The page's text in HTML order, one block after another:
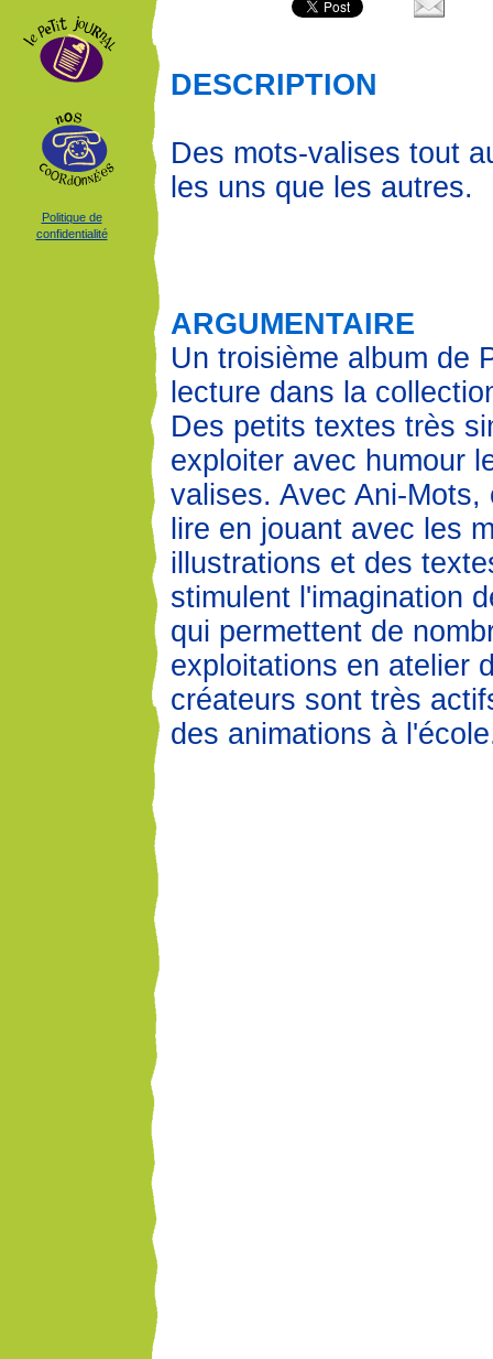
Politique de
confidentialité
DESCRIPTION
Des mots-valises tout
les uns que les autres.
ARGUMENTAIRE
Un troisième album de
lecture dans la
Des petits textes très
exploiter avec humour
valises. Avec Ani-Mots,
lire en jouant avec les
illustrations et des
stimulent l'imagination
qui permettent de
exploitations en atelier
créateurs sont très
des animations à